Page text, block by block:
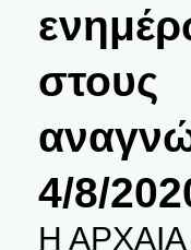
στους
4/8/
Η ΑΡΧΑΙΑ